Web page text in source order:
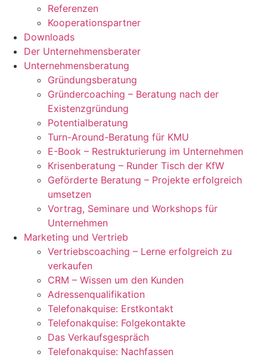
Referenzen
Kooperationspartner
Downloads
Der Unternehmensberater
Unternehmensberatung
Gründungsberatung
Gründercoaching – Beratung nach der
Existenzgründung
Potentialberatung
Turn-Around-Beratung für KMU
E-Book – Restrukturierung im Unternehmen
Krisenberatung – Runder Tisch der KfW
Geförderte Beratung – Projekte erfolgreich
umsetzen
Vortrag, Seminare und Workshops für
Unternehmen
Marketing und Vertrieb
Vertriebscoaching – Lerne erfolgreich zu
verkaufen
CRM – Wissen um den Kunden
Adressenqualifikation
Telefonakquise: Erstkontakt
Telefonakquise: Folgekontakte
Das Verkaufsgespräch
Telefonakquise: Nachfassen